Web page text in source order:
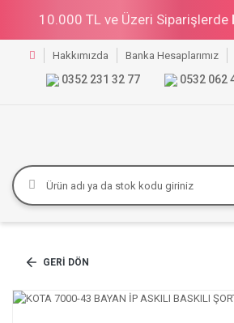
10.000 TL ve Üzeri Siparişlerde
Hakkımızda Banka Hesaplarımız
0352 231 32 77 0532 062
GERI DÖN